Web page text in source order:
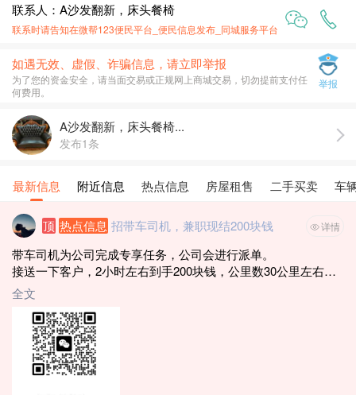
联系人：A沙发翻新，床头餐椅
联系时请告知在微帮123便民平台_便民信息发布_同城服务平台
如遇无效、虚假、诈骗信息，请立即举报
为了您的资金安全，请当面交易或正规网上商城交易，切勿提前支付任
何费用。
举报
A沙发翻新，床头餐椅...
发布1条
最新信息 附近信息 热点信息 房屋租售 二手买卖 车
顶 热点信息 招带车司机，兼职现结200块钱 详情
带车司机为公司完成专享任务，公司会进行派单。
接送一下客户，2小时左右到手200块钱，公里数30公里左右，
能做的联系
电话：19116800269（微信同号）
1. 年龄21~59周岁
2. 自备车辆 （河池车牌 · 桂M）
3. 车龄8年内（18年8月-2026年）
3. 驾驶证3年以上
全文